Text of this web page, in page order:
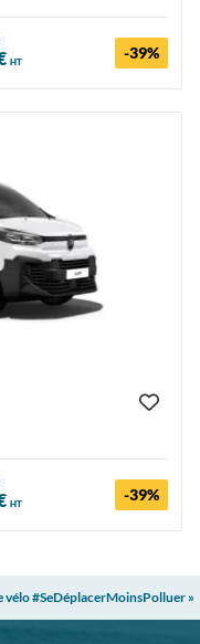
HT -39%
HT -39%
#SeDéplacerMoinsPolluer »